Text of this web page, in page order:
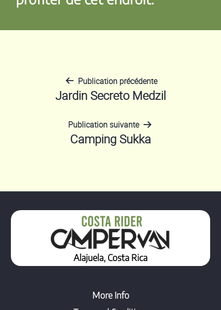
NavigationPublication précédente
Jardin Secreto Medzil
Publication suivante
Camping Sukka
Alajuela, Costa Rica
More Info